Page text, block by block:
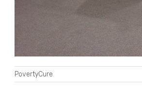
PovertyCure